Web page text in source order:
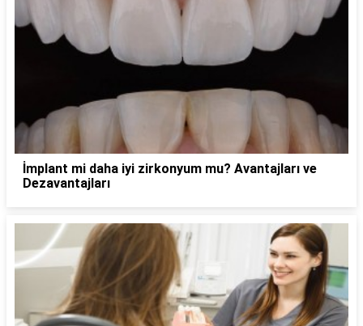
İmplant mi daha iyi zirkonyum mu? Avantajları ve
Dezavantajları